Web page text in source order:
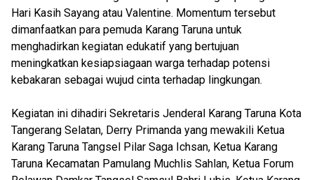
Hari Kasih Sayang atau Valentine. Momentum tersebut
dimanfaatkan para pemuda Karang Taruna untuk
menghadirkan kegiatan edukatif yang bertujuan
meningkatkan kesiapsiagaan warga terhadap potensi
kebakaran sebagai wujud cinta terhadap lingkungan.
Kegiatan ini dihadiri Sekretaris Jenderal Karang Taruna Kota
Tangerang Selatan, Derry Primanda yang mewakili Ketua
Karang Taruna Tangsel Pilar Saga Ichsan, Ketua Karang
Taruna Kecamatan Pamulang Muchlis Sahlan, Ketua Forum